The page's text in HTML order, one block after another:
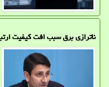
ناترازی برق سبب افت کیفیت